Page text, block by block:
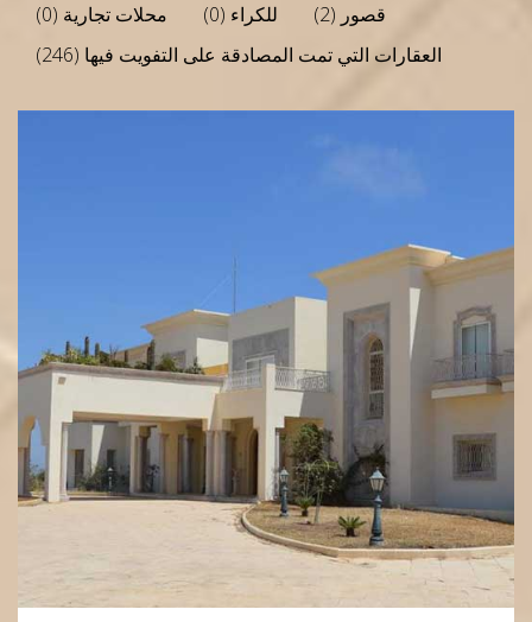
محلات تجارية (0)
للكراء (0)
قصور (2)
العقارات التي تمت المصادقة على التفويت فيها (246)